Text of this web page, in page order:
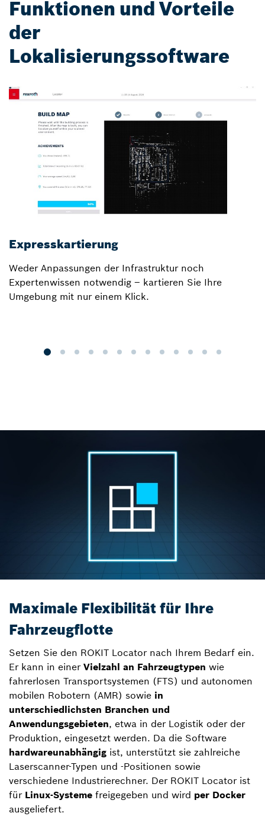
Funktionen und Vorteile
der
Lokalisierungssoftware
Expresskartierung
Weder Anpassungen der Infrastruktur noch
Expertenwissen notwendig – kartieren Sie Ihre
Umgebung mit nur einem Klick.
Maximale Flexibilität für Ihre
Fahrzeugflotte
Setzen Sie den ROKIT Locator nach Ihrem Bedarf ein.
Er kann in einer Vielzahl an Fahrzeugtypen wie
fahrerlosen Transportsystemen (FTS) und autonomen
mobilen Robotern (AMR) sowie in
unterschiedlichsten Branchen und
Anwendungsgebieten, etwa in der Logistik oder der
Produktion, eingesetzt werden. Da die Software
hardwareunabhängig ist, unterstützt sie zahlreiche
Laserscanner-Typen und -Positionen sowie
verschiedene Industrierechner. Der ROKIT Locator ist
für Linux-Systeme freigegeben und wird per Docker
ausgeliefert.